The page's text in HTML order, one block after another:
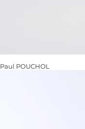
Paul POUCHOL